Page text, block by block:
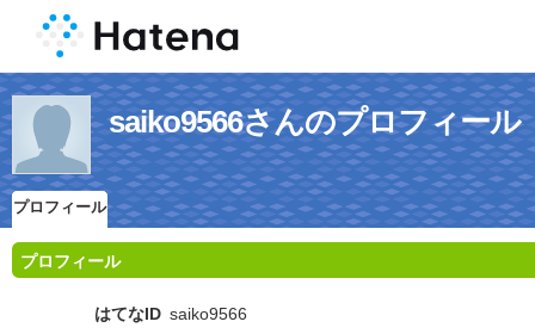
saiko9566さんのプロフィール
プロフィール
プロフィール
はてなID saiko9566